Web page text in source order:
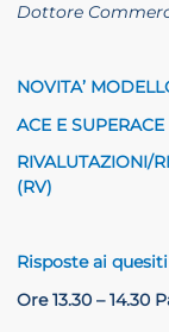
Dottore
NOVITA’
ACE E SUPERACE
RIVALUTAZIONI/
(RV)
Risposte ai quesiti
Ore 13.30 – 14.30